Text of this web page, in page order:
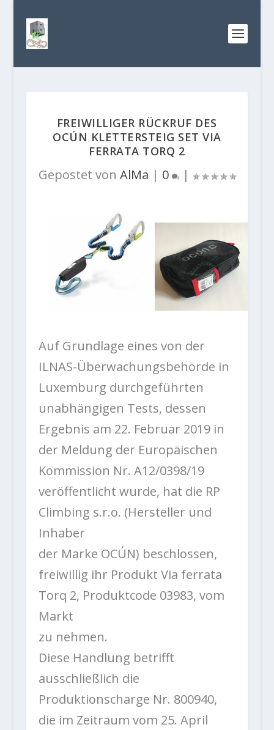
FREIWILLIGER RÜCKRUF DES
OCÚN KLETTERSTEIG SET VIA
FERRATA TORQ 2
Gepostet von AlMa | 0 |
Auf Grundlage eines von der
ILNAS-Überwachungsbehörde in
Luxemburg durchgeführten
unabhängigen Tests, dessen
Ergebnis am 22. Februar 2019 in
der Meldung der Europäischen
Kommission Nr. A12/0398/19
veröffentlicht wurde, hat die RP
Climbing s.r.o. (Hersteller und
Inhaber
der Marke OCÚN) beschlossen,
freiwillig ihr Produkt Via ferrata
Torq 2, Produktcode 03983, vom
Markt
zu nehmen.
Diese Handlung betrifft
ausschließlich die
Produktionscharge Nr. 800940,
die im Zeitraum vom 25. April